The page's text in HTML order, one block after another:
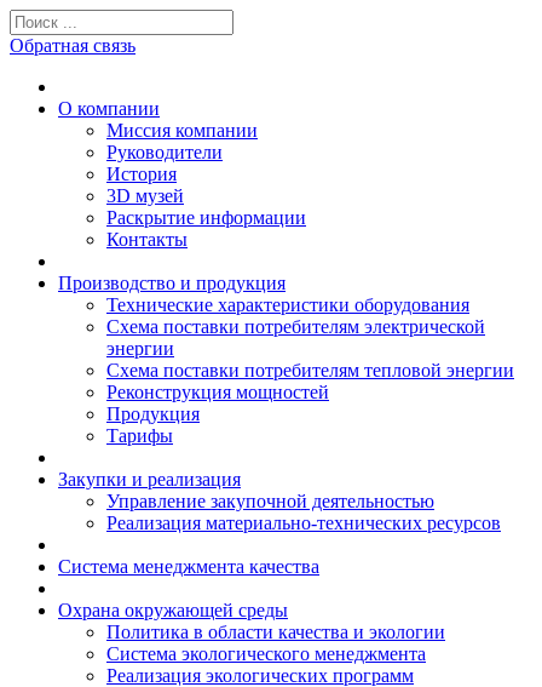
Обратная связь
О компании
Миссия компании
Руководители
История
3D музей
Раскрытие информации
Контакты
Производство и продукция
Технические характеристики оборудования
Схема поставки потребителям электрической
энергии
Схема поставки потребителям тепловой энергии
Реконструкция мощностей
Продукция
Тарифы
Закупки и реализация
Управление закупочной деятельностью
Реализация материально-технических ресурсов
Система менеджмента качества
Охрана окружающей среды
Политика в области качества и экологии
Система экологического менеджмента
Реализация экологических программ